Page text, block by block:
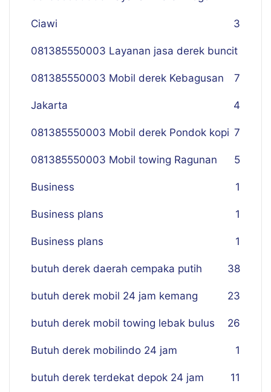
Ciawi 3
081385550003 Layanan jasa derek buncit
7
081385550003 Mobil derek Kebagusan
Jakarta 4
081385550003 Mobil derek Pondok kopi 7
081385550003 Mobil towing Ragunan 5
Business 1
Business plans 1
Business plans 1
butuh derek daerah cempaka putih 38
butuh derek mobil 24 jam kemang 23
butuh derek mobil towing lebak bulus 26
Butuh derek mobilindo 24 jam 1
butuh derek terdekat depok 24 jam 11